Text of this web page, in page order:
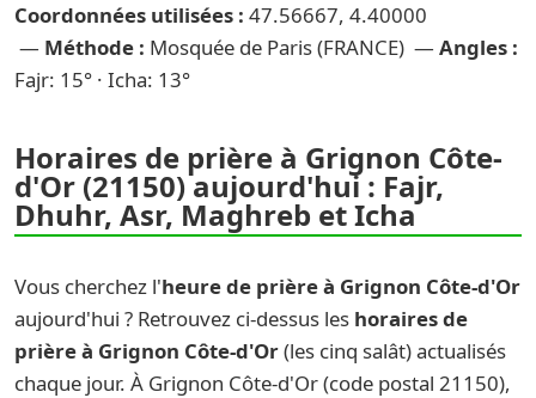
Coordonnées utilisées : 47.56667, 4.40000
— Méthode : Mosquée de Paris (FRANCE) — Angles :
Fajr: 15° · Icha: 13°
Horaires de prière à Grignon Côte-
d'Or (21150) aujourd'hui : Fajr,
Dhuhr, Asr, Maghreb et Icha
Vous cherchez l'heure de prière à Grignon Côte-d'Or
aujourd'hui ? Retrouvez ci-dessus les horaires de
prière à Grignon Côte-d'Or(les cinq salât) actualisés
chaque jour. À Grignon Côte-d'Or (code postal 21150),